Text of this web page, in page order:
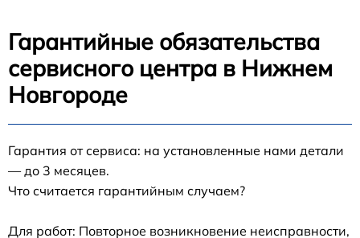
Гарантийные обязательства
сервисного центра в Нижнем
Новгороде
Гарантия от сервиса: на установленные нами детали
— до 3 месяцев.
Что считается гарантийным случаем?
Для работ: Повторное возникновение неисправности,